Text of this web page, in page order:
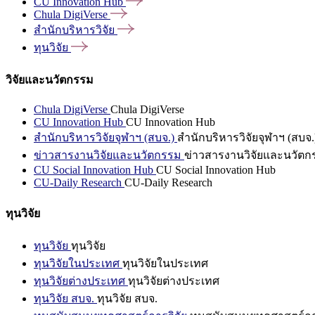
Chula DigiVerse
สำนักบริหารวิจัย
ทุนวิจัย
วิจัยและนวัตกรรม
Chula DigiVerse Chula DigiVerse
CU Innovation Hub CU Innovation Hub
สำนักบริหารวิจัยจุฬาฯ (สบจ.) สำนักบริหารวิจัยจุฬาฯ (สบจ
ข่าวสารงานวิจัยและนวัตกรรม ข่าวสารงานวิจัยและนวัตก
CU Social Innovation Hub CU Social Innovation Hub
CU-Daily Research CU-Daily Research
ทุนวิจัย
ทุนวิจัย ทุนวิจัย
ทุนวิจัยในประเทศ ทุนวิจัยในประเทศ
ทุนวิจัยต่างประเทศ ทุนวิจัยต่างประเทศ
ทุนวิจัย สบจ. ทุนวิจัย สบจ.